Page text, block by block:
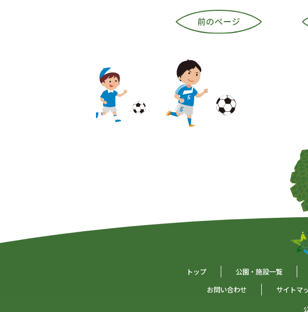
トップ 公園・施設一覧
お問い合わせ
サイトマ